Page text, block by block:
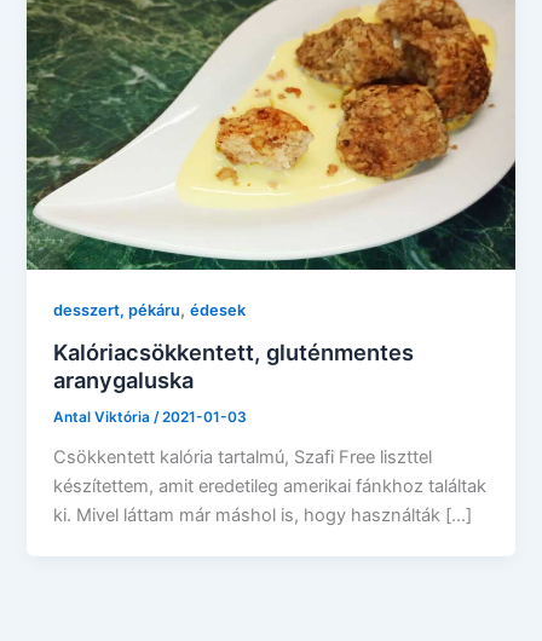
desszert, pékáru,édesek
Kalóriacsökkentett, gluténmentes
aranygaluska
Antal Viktória/2021-01-03
Csökkentett kalória tartalmú, Szafi Free liszttel
készítettem, amit eredetileg amerikai fánkhoz találtak
ki. Mivel láttam már máshol is, hogy használták […]